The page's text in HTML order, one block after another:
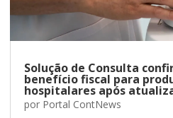
Solução de Consulta
benefício fiscal para
hospitalares após
por Portal ContNews